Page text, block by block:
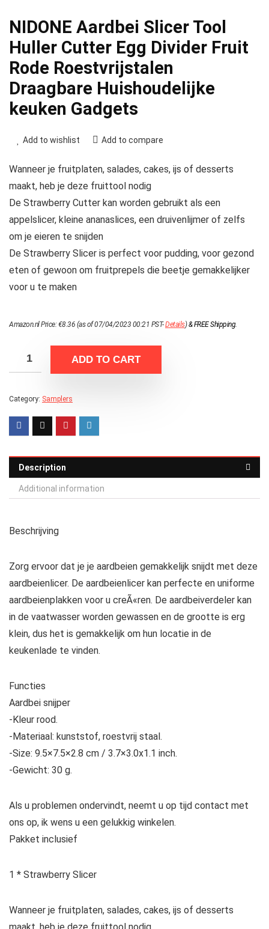
NIDONE Aardbei Slicer Tool
Huller Cutter Egg Divider Fruit
Rode Roestvrijstalen
Draagbare Huishoudelijke
keuken Gadgets
Add to wishlist Add to compare
Wanneer je fruitplaten, salades, cakes, ijs of desserts
maakt, heb je deze fruittool nodig
De Strawberry Cutter kan worden gebruikt als een
appelslicer, kleine ananaslices, een druivenlijmer of zelfs
om je eieren te snijden
De Strawberry Slicer is perfect voor pudding, voor gezond
eten of gewoon om fruitprepels die beetje gemakkelijker
voor u te maken
Amazon.nl Price:€8.36 (as of 07/04/2023 00:21 PST-Details)&FREE Shipping.
ADD TO CART
Category: Samplers
Description
Additional information
Beschrijving
Zorg ervoor dat je je aardbeien gemakkelijk snijdt met deze
aardbeienlicer. De aardbeienlicer kan perfecte en uniforme
aardbeienplakken voor u creÃ«ren. De aardbeiverdeler kan
in de vaatwasser worden gewassen en de grootte is erg
klein, dus het is gemakkelijk om hun locatie in de
keukenlade te vinden.
Functies
Aardbei snijper
-Kleur rood.
-Materiaal: kunststof, roestvrij staal.
-Size: 9.5×7.5×2.8 cm / 3.7×3.0x1.1 inch.
-Gewicht: 30 g.
Als u problemen ondervindt, neemt u op tijd contact met
ons op, ik wens u een gelukkig winkelen.
Pakket inclusief
1 * Strawberry Slicer
Wanneer je fruitplaten, salades, cakes, ijs of desserts
maakt, heb je deze fruittool nodig